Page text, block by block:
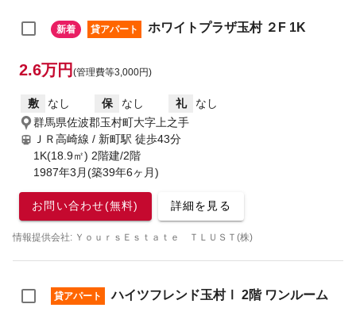
新着 貸アパート ホワイトプラザ玉村 ２F 1K
2.6万円 (管理費等3,000円)
敷 なし 保 なし 礼
なし
群馬県佐波郡玉村町大字上之手
ＪＲ高崎線 / 新町駅 徒歩43分
1K(18.9㎡) 2階建/2階
1987年3月(築39年6ヶ月)
お問い合わせ(無料) 詳細を見る
情報提供会社: ＹｏｕｒｓＥｓｔａｔｅ ＴＬＵＳＴ(株)
貸アパート ハイツフレンド玉村Ⅰ 2階 ワンルーム